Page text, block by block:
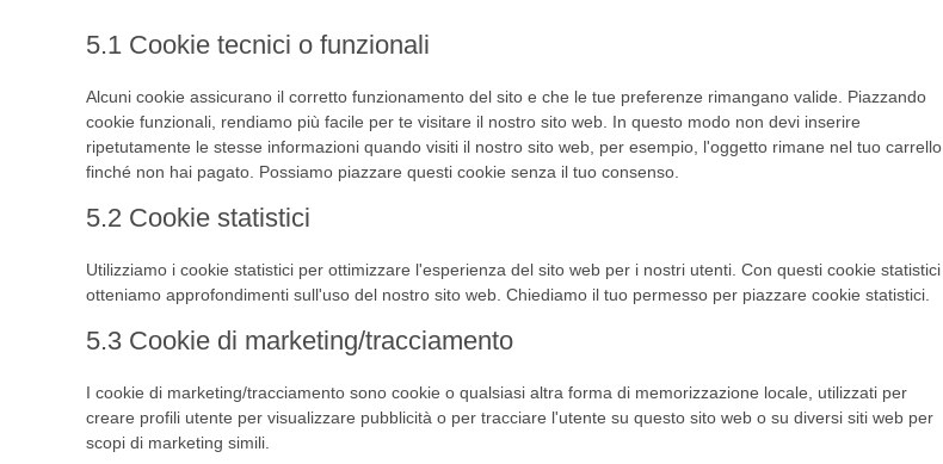
5.1 Cookie tecnici o funzionali
Alcuni cookie assicurano il corretto funzionamento del sito e che le tue preferenze rimangano valide. Piazzando
cookie funzionali, rendiamo più facile per te visitare il nostro sito web. In questo modo non devi inserire
ripetutamente le stesse informazioni quando visiti il nostro sito web, per esempio, l'oggetto rimane nel tuo carrello
finché non hai pagato. Possiamo piazzare questi cookie senza il tuo consenso.
5.2 Cookie statistici
Utilizziamo i cookie statistici per ottimizzare l'esperienza del sito web per i nostri utenti. Con questi cookie statistici
otteniamo approfondimenti sull'uso del nostro sito web. Chiediamo il tuo permesso per piazzare cookie statistici.
5.3 Cookie di marketing/tracciamento
I cookie di marketing/tracciamento sono cookie o qualsiasi altra forma di memorizzazione locale, utilizzati per
creare profili utente per visualizzare pubblicità o per tracciare l'utente su questo sito web o su diversi siti web per
scopi di marketing simili.